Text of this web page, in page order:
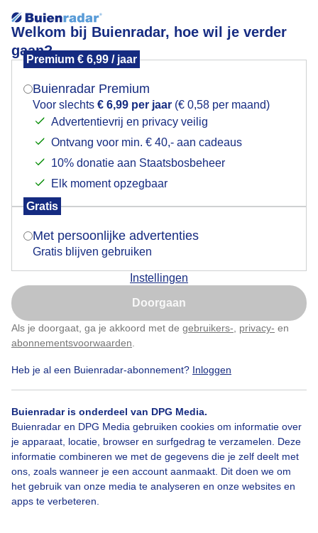
Welkom bij Buienradar, hoe wil je verder
gaan?
Premium € 6,99 / jaar
Buienradar Premium
Voor slechts € 6,99 per jaar (€ 0,58 per maand)
Advertentievrij en privacy veilig
Ontvang voor min. € 40,- aan cadeaus
10% donatie aan Staatsbosbeheer
Elk moment opzegbaar
Gratis
Met persoonlijke advertenties
Gratis blijven gebruiken
Instellingen
Doorgaan
Als je doorgaat, ga je akkoord met de gebruikers- privacy- en
abonnementsvoorwaarden
Heb je al een Buienradar-abonnement? Inloggen
Buienradar is onderdeel van DPG Media.
Buienradar en DPG Media gebruiken cookies om informatie over
je apparaat, locatie, browser en surfgedrag te verzamelen. Deze
informatie combineren we met de gegevens die je zelf deelt met
ons, zoals wanneer je een account aanmaakt. Dit doen we om
het gebruik van onze media te analyseren en onze websites en
apps te verbeteren.
Slechte dag voor de pleziervaart met de vele
regenbuien. Haarlem.
Door: Marjon Adamidis - van Geldorp
Gemaakt: 17-05-2026, 12x bekeken
Regen
Bekijk slideshow
Mogen we je locatie gebruiken voor het
Indien je hier nog geen akkoord op hebt gegeven,
verschijnt er zo een pop-up uit je browser waarin
Is goed, toon de popup
Nu niet, misschien later
Klik hierom dit aan te passen